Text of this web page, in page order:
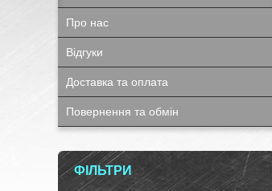
Про нас
Відгуки
Доставка та оплата
Повернення та обмін
ФІЛЬТРИ